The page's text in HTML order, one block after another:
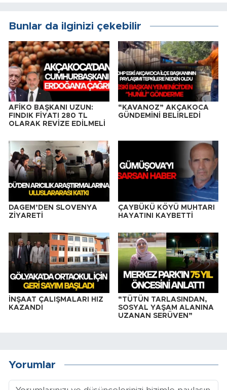
Bunlar da ilginizi çekebilir
AFİKO BAŞKANI UZUN:
FINDIK FİYATI 280 TL
OLARAK REVİZE EDİLMELİ
“KAVANOZ” AKÇAKOCA
GÜNDEMİNİ BELİRLEDİ
DAGEM’DEN SLOVENYA
ZİYARETİ
ÇAYBÜKÜ KÖYÜ MUHTARI
HAYATINI KAYBETTİ
İNŞAAT ÇALIŞMALARI HIZ
KAZANDI
“TÜTÜN TARLASINDAN,
SOSYAL YAŞAM ALANINA
UZANAN SERÜVEN”
Yorumlar